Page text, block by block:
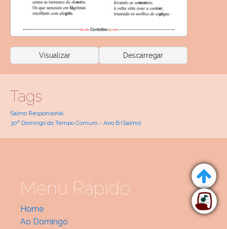
Visualizar Descarregar
Tags
Salmo Responsorial
30º Domingo do Tempo Comum - Ano B (Salmo)
Menu Rápido
Home
Ao Domingo